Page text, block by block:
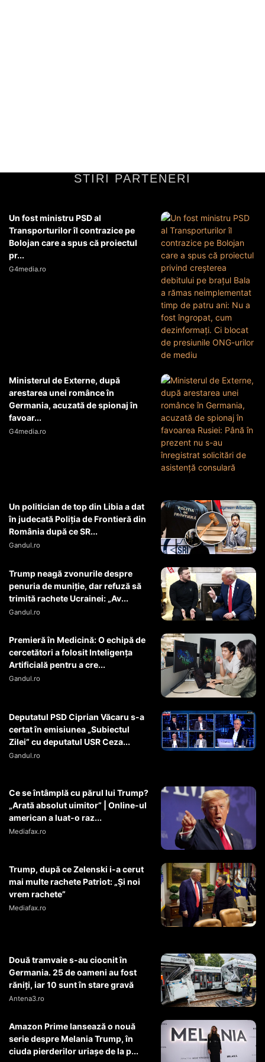
STIRI PARTENERI
Un fost ministru PSD al
Transporturilor îl contrazice pe
Bolojan care a spus că proiectul
pr...
G4media.ro
Ministerul de Externe, după
arestarea unei românce în
Germania, acuzată de spionaj în
favoar...
G4media.ro
Un politician de top din Libia a dat
în judecată Poliția de Frontieră din
România după ce SR...
Gandul.ro
Trump neagă zvonurile despre
penuria de muniție, dar refuză să
trimită rachete Ucrainei: „Av...
Gandul.ro
Premieră în Medicină: O echipă de
cercetători a folosit Inteligența
Artificială pentru a cre...
Gandul.ro
Deputatul PSD Ciprian Văcaru s-a
certat în emisiunea „Subiectul
Zilei” cu deputatul USR Ceza...
Gandul.ro
Ce se întâmplă cu părul lui Trump?
„Arată absolut uimitor” | Online-ul
american a luat-o raz...
Mediafax.ro
Trump, după ce Zelenski i-a cerut
mai multe rachete Patriot: „Și noi
vrem rachete”
Mediafax.ro
Două tramvaie s-au ciocnit în
Germania. 25 de oameni au fost
răniți, iar 10 sunt în stare gravă
Antena3.ro
Amazon Prime lansează o nouă
serie despre Melania Trump, în
ciuda pierderilor uriașe de la p...